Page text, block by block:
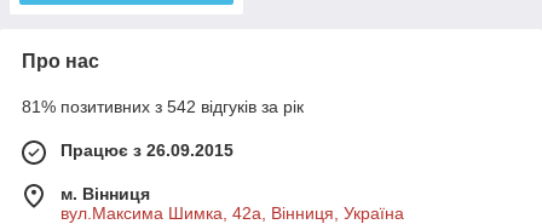
Про нас
81% позитивних з 542 відгуків за рік
Працює з 26.09.2015
м. Вінниця
вул.Максима Шимка, 42а, Вінниця, Україна